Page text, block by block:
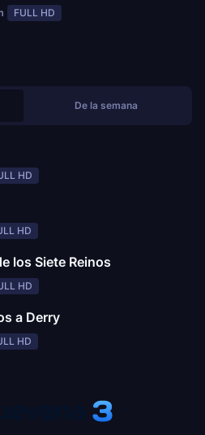
FULL HD
De la semana
HD
HD
los Siete Reinos
HD
a Derry
HD